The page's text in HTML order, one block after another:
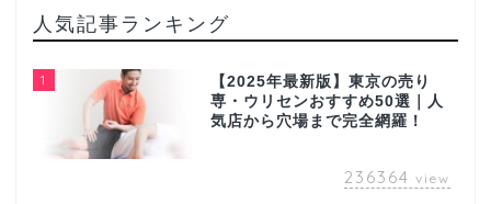
人気記事ランキング
1
【2025年最新版】東京の売り
専・ウリセンおすすめ50選｜人
気店から穴場まで完全網羅！
236364 view